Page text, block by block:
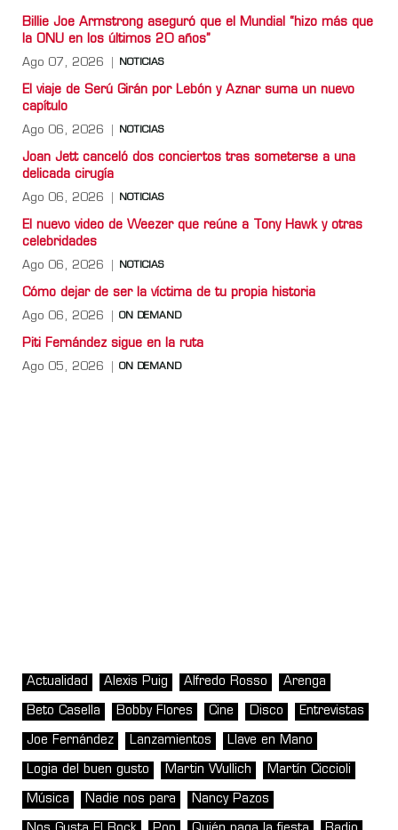
Billie Joe Armstrong aseguró que el Mundial “hizo más que
la ONU en los últimos 20 años”
Ago 07, 2026 NOTICIAS
El viaje de Serú Girán por Lebón y Aznar suma un nuevo
capítulo
Ago 06, 2026 NOTICIAS
Joan Jett canceló dos conciertos tras someterse a una
delicada cirugía
Ago 06, 2026 NOTICIAS
El nuevo video de Weezer que reúne a Tony Hawk y otras
celebridades
Ago 06, 2026 NOTICIAS
Cómo dejar de ser la víctima de tu propia historia
Ago 06, 2026 ON DEMAND
Piti Fernández sigue en la ruta
Ago 05, 2026 ON DEMAND
Actualidad Alexis Puig Alfredo Rosso Arenga
Beto Casella Bobby Flores Cine Disco Entrevistas
Joe Fernández Lanzamientos Llave en Mano
Logia del buen gusto Martin Wullich Martín Ciccioli
Música Nadie nos para Nancy Pazos